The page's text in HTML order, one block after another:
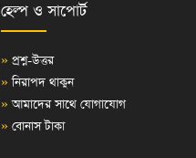
হেল্প ও সাপোর্ট
» প্রশ্ন-উত্তর
» নিরাপদ থাকুন
» আমাদের সাথে যোগাযোগ
» বোনাস টাকা